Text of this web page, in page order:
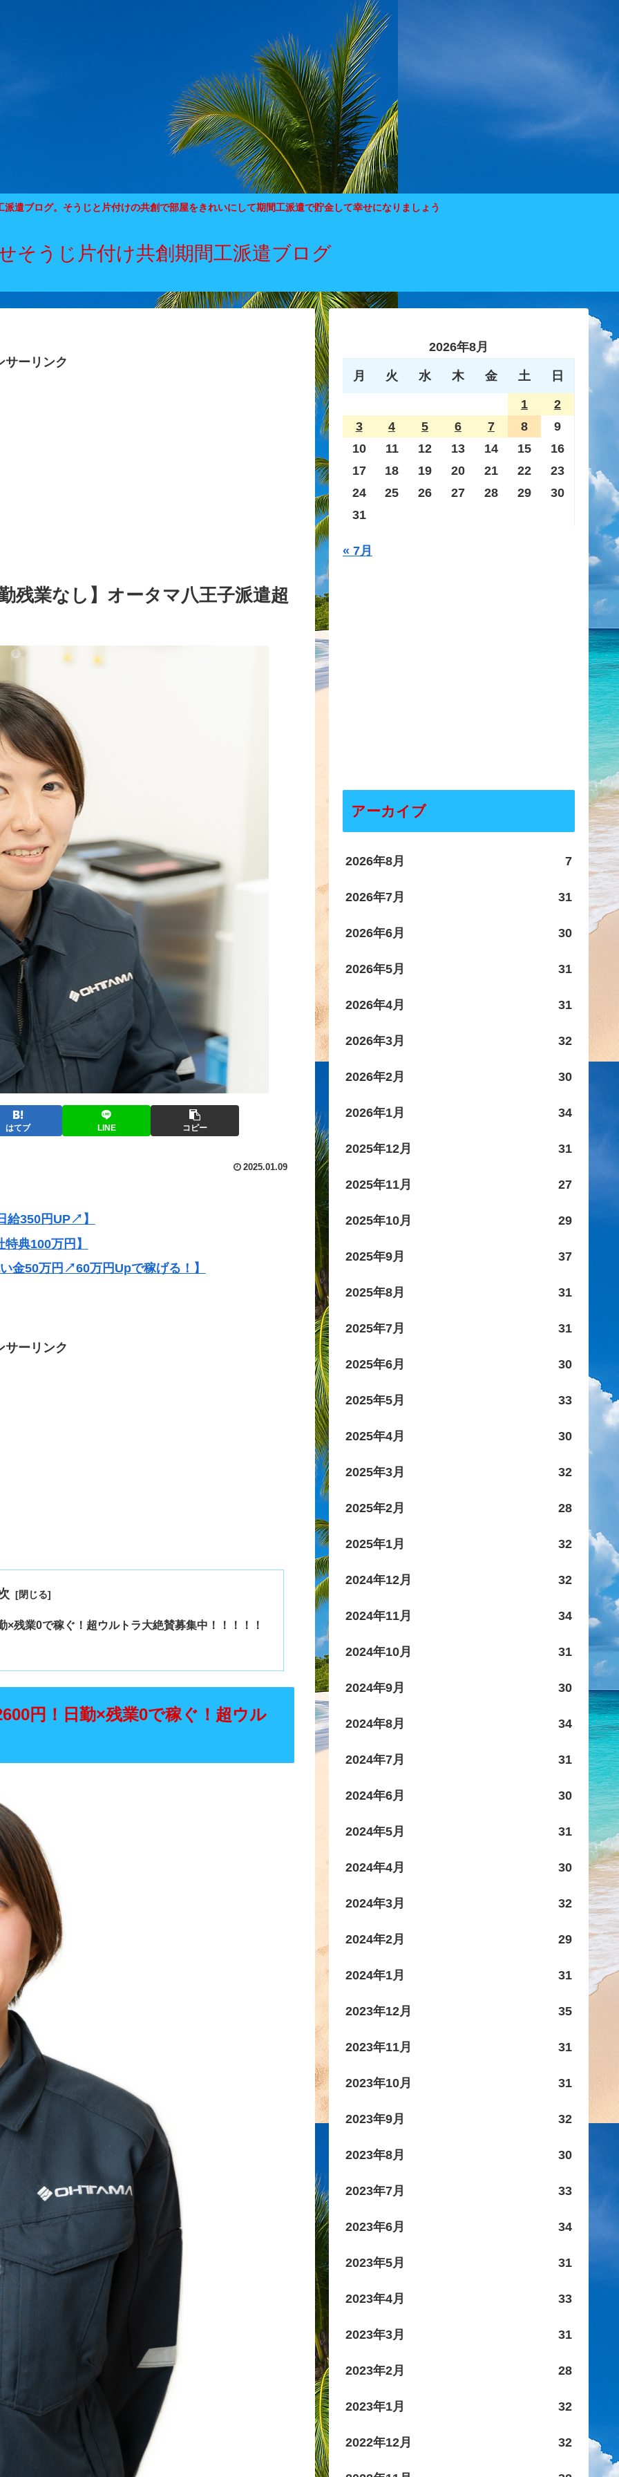
遣ブログ。そうじと片付けの共創で部屋をきれいにして期間工派遣で貯金して幸せになりましょう
そうじ片付け共創期間工派遣ブログ
サーリンク
残業なし】オータマ八王子派遣超
はてブ LINE コピー
2025.01.09
給350円UP↗】
典100万円】
金50万円↗60万円Upで稼げる！】
サーリンク
残業0で稼ぐ！超ウルトラ大絶賛募集中！！！！！
円！日勤×残業0で稼ぐ！超ウル
2026年8月
月 火 水 木 金 土 日
1
2
3
4 5 6 7 8
9
10
11 12 13 14 15
16
17
18 19 20 21 22
23
24
25 26 27 28 29
30
31
« 7月
アーカイブ
2026年8月 7
2026年7月 31
2026年6月 30
2026年5月 31
2026年4月 31
2026年3月 32
2026年2月 30
2026年1月 34
2025年12月 31
2025年11月 27
2025年10月 29
2025年9月 37
2025年8月 31
2025年7月 31
2025年6月 30
2025年5月 33
2025年4月 30
2025年3月 32
2025年2月 28
2025年1月 32
2024年12月 32
2024年11月 34
2024年10月 31
2024年9月 30
2024年8月 34
2024年7月 31
2024年6月 30
2024年5月 31
2024年4月 30
2024年3月 32
2024年2月 29
2024年1月 31
2023年12月 35
2023年11月 31
2023年10月 31
2023年9月 32
2023年8月 30
2023年7月 33
2023年6月 34
2023年5月 31
2023年4月 33
2023年3月 31
2023年2月 28
2023年1月 32
2022年12月 32